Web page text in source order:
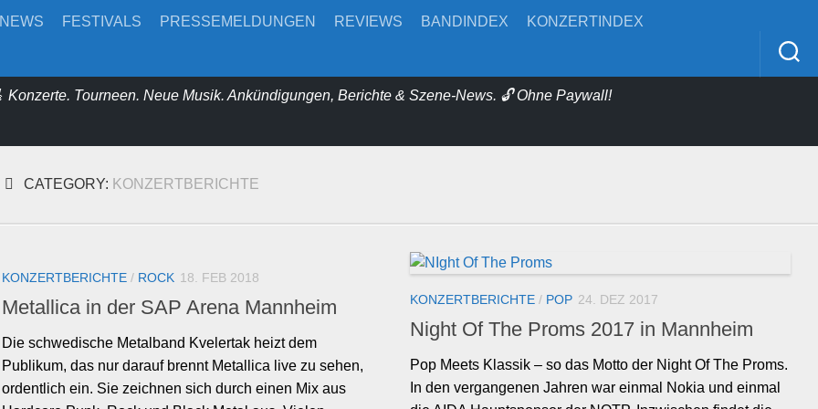
FESTIVALS PRESSEMELDUNGEN REVIEWS BANDINDEX
KONZERTINDEX
Konzerte. Tourneen. Neue Musik. Ankündigungen, Berichte & Szene-News. 🔓 Ohne Paywall!
CATEGORY: KONZERTBERICHTE
KONZERTBERICHTE / ROCK 18. FEB 2018
Metallica in der SAP Arena Mannheim
Die schwedische Metalband Kvelertak heizt dem
Publikum, das nur darauf brennt Metallica live zu sehen,
ordentlich ein. Sie zeichnen sich durch einen Mix aus
KONZERTBERICHTE / POP 24. DEZ 2017
Night Of The Proms 2017 in Mannheim
Pop Meets Klassik – so das Motto der Night Of The Proms.
In den vergangenen Jahren war einmal Nokia und einmal